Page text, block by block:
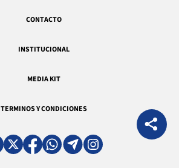
CONTACTO
INSTITUCIONAL
MEDIA KIT
TERMINOS Y CONDICIONES